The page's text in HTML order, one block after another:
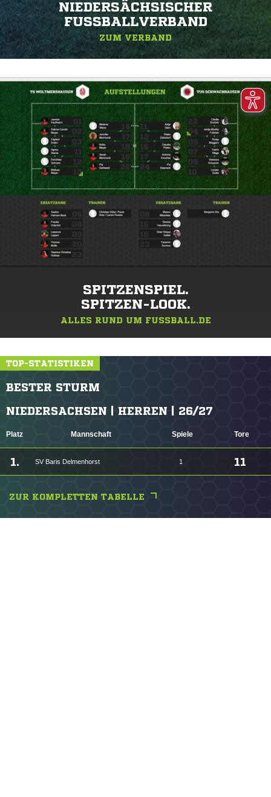
NIEDERSÄCHSISCHER
FUSSBALLVERBAND
ZUM VERBAND
SPITZENSPIEL.
SPITZEN-LOOK.
ALLES RUND UM FUSSBALL.DE
TOP-STATISTIKEN
BESTER STURM
NIEDERSACHSEN | HERREN | 26/27
Platz Mannschaft Spiele Tore
1. SV Baris Delmenhorst 1 11
ZUR KOMPLETTEN TABELLE